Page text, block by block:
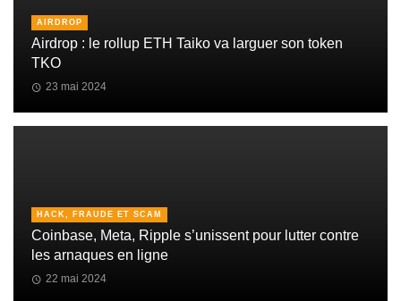
AIRDROP
Airdrop : le rollup ETH Taiko va larguer son token
TKO
23 mai 2024
HACK, FRAUDE ET SCAM
Coinbase, Meta, Ripple s’unissent pour lutter contre
les arnaques en ligne
22 mai 2024